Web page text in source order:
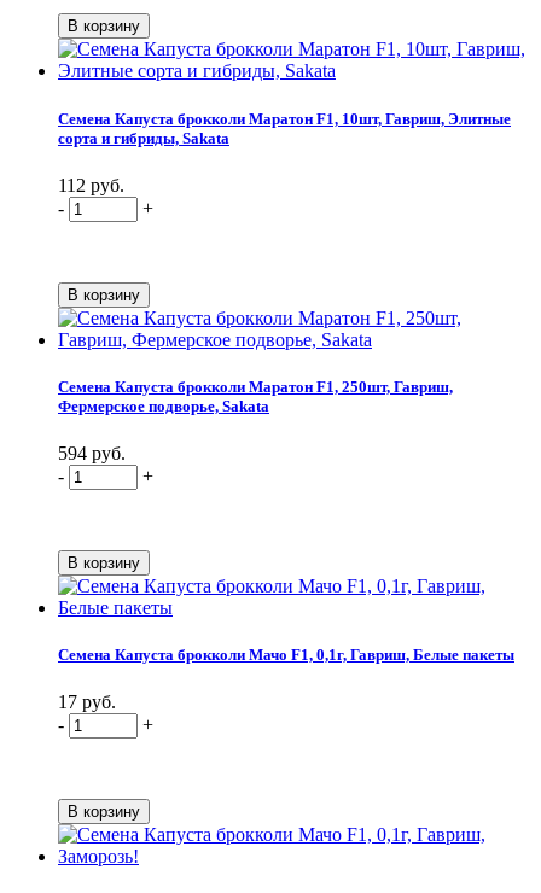
Семена Капуста брокколи Маратон F1, 10шт, Гавриш, Элитные
сорта и гибриды, Sakata
112 руб.
-
+
Семена Капуста брокколи Маратон F1, 250шт, Гавриш,
Фермерское подворье, Sakata
594 руб.
-
+
Семена Капуста брокколи Мачо F1, 0,1г, Гавриш, Белые пакеты
17 руб.
-
+